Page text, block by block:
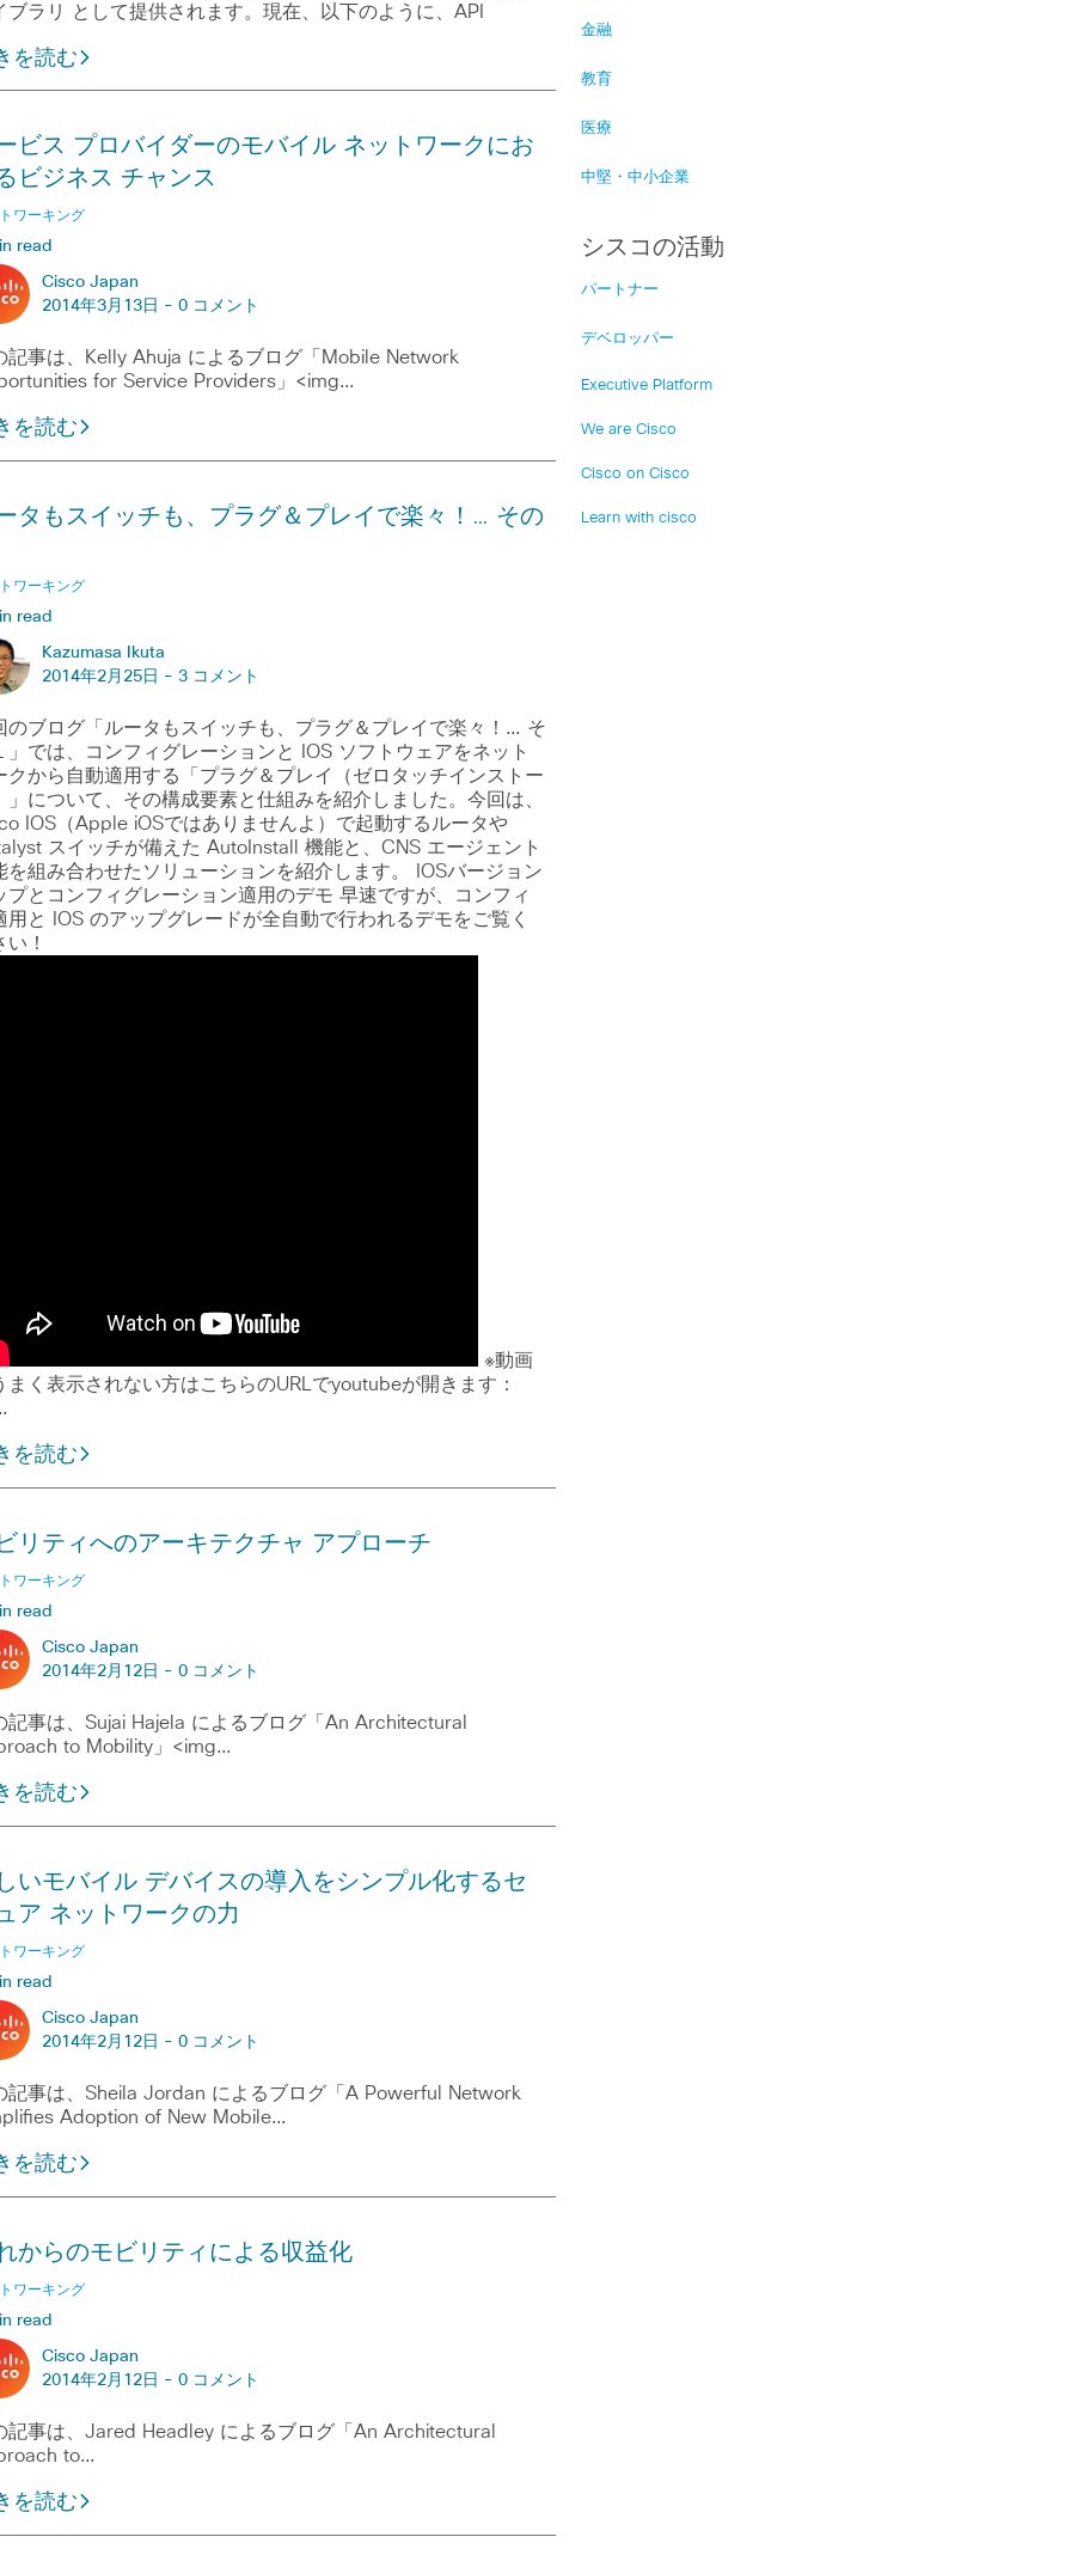
ブラリ として提供されます。現在、以下のように、API
を読む
ビス プロバイダーのモバイル ネットワークにお
ビジネス チャンス
ワーキング
read
Cisco Japan
2014年3月13日 - 0 コメント
記事は、Kelly Ahuja によるブログ「Mobile Network
for Service Providers」<img…
を読む
タもスイッチも、プラグ＆プレイで楽々！… その
ワーキング
read
Kazumasa Ikuta
2014年2月25日 - 3 コメント
のブログ「ルータもスイッチも、プラグ＆プレイで楽々！… そ
」では、コンフィグレーションと IOS ソフトウェアをネット
クから自動適用する「プラグ＆プレイ（ゼロタッチインストー
」について、その構成要素と仕組みを紹介しました。今回は、
IOS（Apple iOSではありませんよ）で起動するルータや
スイッチが備えた AutoInstall 機能と、CNS エージェント
を組み合わせたソリューションを紹介します。 IOSバージョン
プとコンフィグレーション適用のデモ 早速ですが、コンフィ
用と IOS のアップグレードが全自動で行われるデモをご覧く
い！
※動画
まく表示されない方はこちらのURLでyoutubeが開きます：
を読む
リティへのアーキテクチャ アプローチ
ワーキング
read
Cisco Japan
2014年2月12日 - 0 コメント
記事は、Sujai Hajela によるブログ「An Architectural
to Mobility」<img…
を読む
いモバイル デバイスの導入をシンプル化するセ
ア ネットワークの力
ワーキング
read
Cisco Japan
2014年2月12日 - 0 コメント
記事は、Sheila Jordan によるブログ「A Powerful Network
Adoption of New Mobile…
を読む
からのモビリティによる収益化
ワーキング
read
Cisco Japan
2014年2月12日 - 0 コメント
記事は、Jared Headley によるブログ「An Architectural
to…
を読む
金融
教育
医療
中堅・中小企業
シスコの活動
パートナー
デベロッパー
Executive Platform
We are Cisco
Cisco on Cisco
Learn with cisco